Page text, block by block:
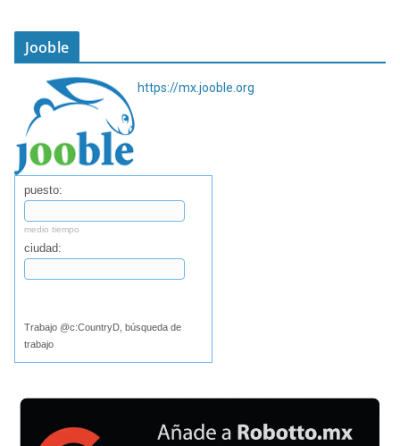
Jooble
https://mx.jooble.org
puesto:
medio tiempo
ciudad:
Trabajo @c:CountryD, búsqueda de
trabajo